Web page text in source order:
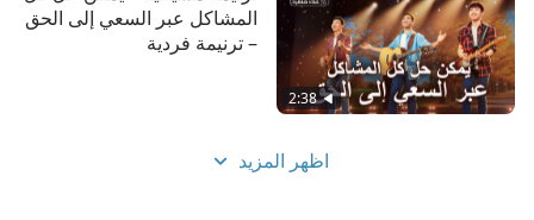
من "اتبعوا الحمل ورنموا ترنيمات جديدة"
2:38
المشاكل عبر السعي إلى الحق
– ترنيمة فردية
اظهر المزيد